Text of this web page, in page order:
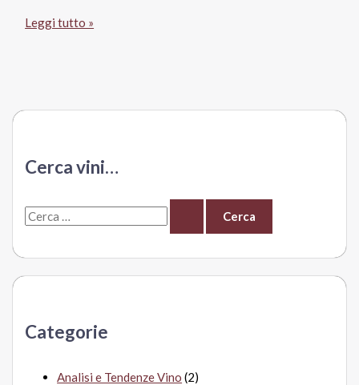
Colli
Pegoraro
Leggi tutto »
Cerca vini…
C
r
:Categorie
Analisi e Tendenze Vino (2)